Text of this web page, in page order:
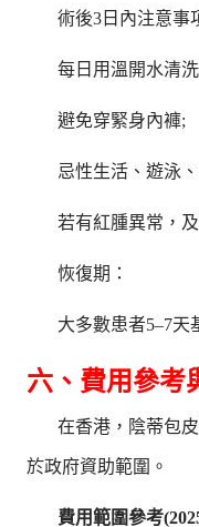
術後3日內注意事
每日用溫開水清
避免穿緊身內褲;
忌性生活、遊泳
若有紅腫異常，
恢復期：
大多數患者5–7天
六、費用參考
在香港，陰蒂包
於政府資助範圍。
費用範圍參考